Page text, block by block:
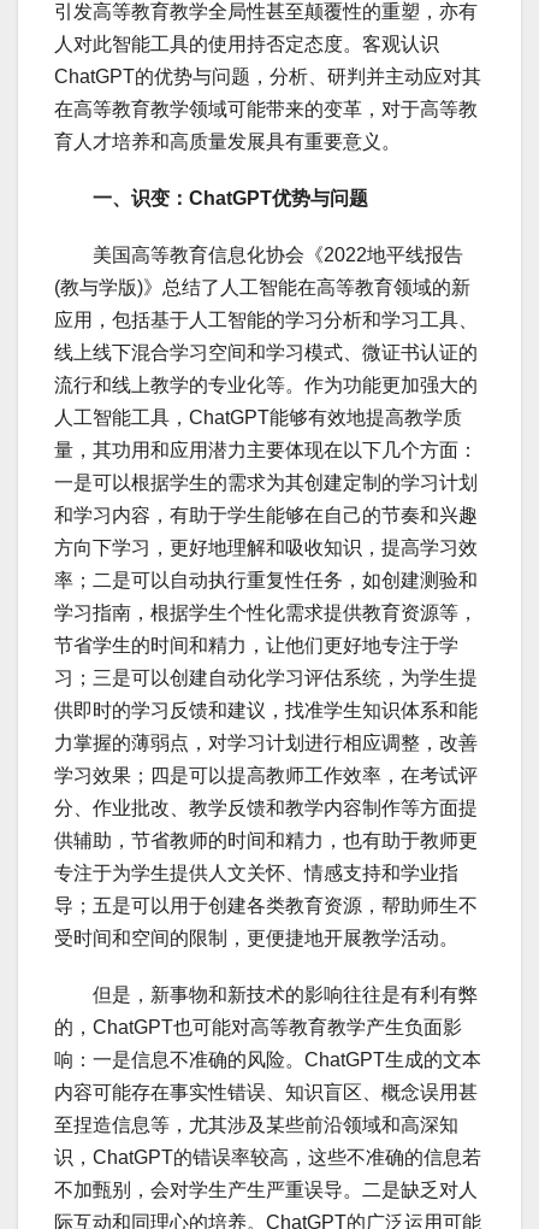
引发高等教育教学全局性甚至颠覆性的重塑，亦有
人对此智能工具的使用持否定态度。客观认识
ChatGPT的优势与问题，分析、研判并主动应对其
在高等教育教学领域可能带来的变革，对于高等教
育人才培养和高质量发展具有重要意义。
一、识变：ChatGPT优势与问题
美国高等教育信息化协会《2022地平线报告
(教与学版)》总结了人工智能在高等教育领域的新
应用，包括基于人工智能的学习分析和学习工具、
线上线下混合学习空间和学习模式、微证书认证的
流行和线上教学的专业化等。作为功能更加强大的
人工智能工具，ChatGPT能够有效地提高教学质
量，其功用和应用潜力主要体现在以下几个方面：
一是可以根据学生的需求为其创建定制的学习计划
和学习内容，有助于学生能够在自己的节奏和兴趣
方向下学习，更好地理解和吸收知识，提高学习效
率；二是可以自动执行重复性任务，如创建测验和
学习指南，根据学生个性化需求提供教育资源等，
节省学生的时间和精力，让他们更好地专注于学
习；三是可以创建自动化学习评估系统，为学生提
供即时的学习反馈和建议，找准学生知识体系和能
力掌握的薄弱点，对学习计划进行相应调整，改善
学习效果；四是可以提高教师工作效率，在考试评
分、作业批改、教学反馈和教学内容制作等方面提
供辅助，节省教师的时间和精力，也有助于教师更
专注于为学生提供人文关怀、情感支持和学业指
导；五是可以用于创建各类教育资源，帮助师生不
受时间和空间的限制，更便捷地开展教学活动。
但是，新事物和新技术的影响往往是有利有弊
的，ChatGPT也可能对高等教育教学产生负面影
响：一是信息不准确的风险。ChatGPT生成的文本
内容可能存在事实性错误、知识盲区、概念误用甚
至捏造信息等，尤其涉及某些前沿领域和高深知
识，ChatGPT的错误率较高，这些不准确的信息若
不加甄别，会对学生产生严重误导。二是缺乏对人
际互动和同理心的培养。ChatGPT的广泛运用可能